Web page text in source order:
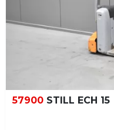
57900 STILL ECH 15